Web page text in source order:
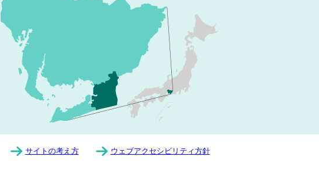
サイトの考え方 ウェブアクセシビリティ方針